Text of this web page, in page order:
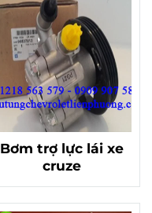
Bơm trợ lực lái xe
cruze